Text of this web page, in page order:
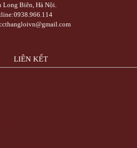
Long Biên, Hà Nội.
LIÊN KẾT